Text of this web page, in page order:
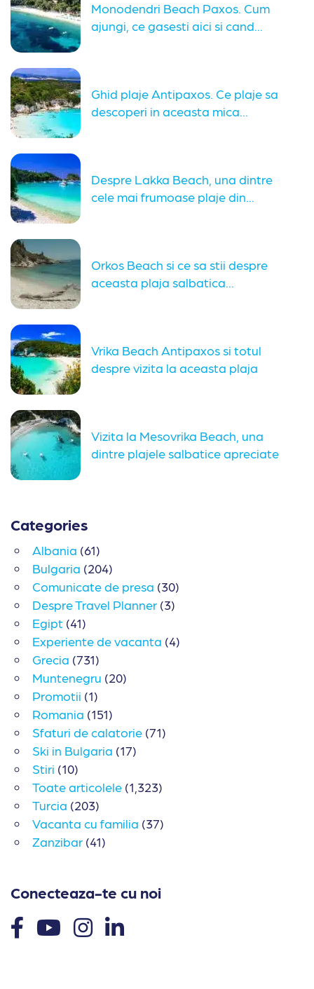
Monodendri Beach Paxos. Cum
ajungi, ce gasesti aici si cand...
Ghid plaje Antipaxos. Ce plaje sa
descoperi in aceasta mica...
Despre Lakka Beach, una dintre
cele mai frumoase plaje din...
Orkos Beach si ce sa stii despre
aceasta plaja salbatica...
Vrika Beach Antipaxos si totul
despre vizita la aceasta plaja
Vizita la Mesovrika Beach, una
dintre plajele salbatice apreciate
Categories
Albania (61)
Bulgaria (204)
Comunicate de presa (30)
Despre Travel Planner (3)
Egipt (41)
Experiente de vacanta (4)
Grecia (731)
Muntenegru (20)
Promotii (1)
Romania (151)
Sfaturi de calatorie (71)
Ski in Bulgaria (17)
Stiri (10)
Toate articolele (1,323)
Turcia (203)
Vacanta cu familia (37)
Zanzibar (41)
Conecteaza-te cu noi